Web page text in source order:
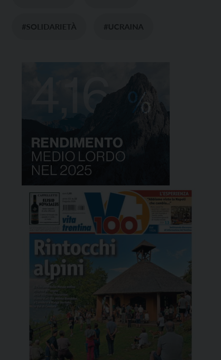
#SOLIDARIETÀ #UCRAINA